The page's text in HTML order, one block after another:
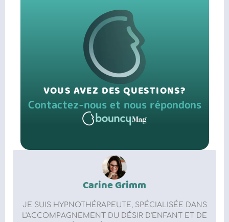
VOUS AVEZ DES QUESTIONS?
Contactez-nous et nous répondons
Carine Grimm
JE SUIS HYPNOTHÉRAPEUTE, SPÉCIALISÉE DANS
L'ACCOMPAGNEMENT DU DÉSIR D'ENFANT ET DE